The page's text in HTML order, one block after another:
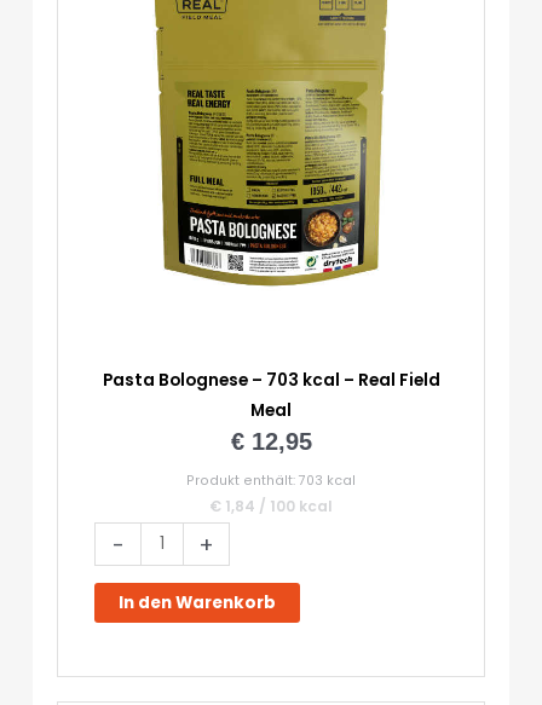
Pasta Bolognese – 703 kcal – Real Field
Meal
€12,95
Produkt enthält: 703 kcal
€ 1,84 / 100 kcal
-
Bolognese
703
+
In den Warenkorb